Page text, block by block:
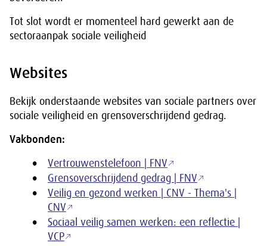
Tot slot wordt er momenteel hard gewerkt aan de
sectoraanpak sociale veiligheid
Websites
Bekijk onderstaande websites van sociale partners over
sociale veiligheid en grensoverschrijdend gedrag.
Vakbonden:
Vertrouwenstelefoon | FNV
Grensoverschrijdend gedrag | FNV
Veilig en gezond werken | CNV - Thema's |
CNV
Sociaal veilig samen werken: een reflectie |
VCP